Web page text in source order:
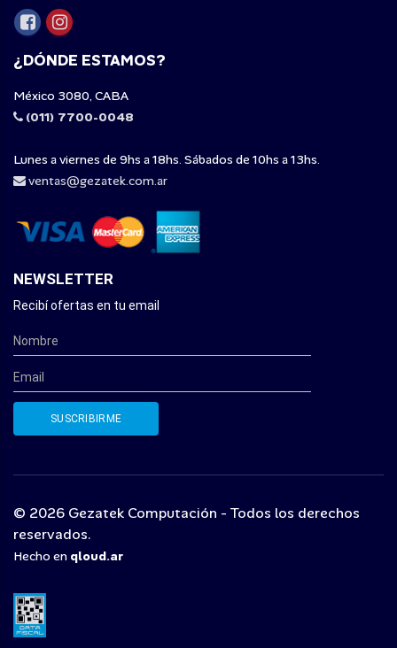
¿DÓNDE ESTAMOS?
México 3080, CABA
(011) 7700-0048
Lunes a viernes de 9hs a 18hs. Sábados de 10hs a 13hs.
ventas@gezatek.com.ar
NEWSLETTER
Recibí ofertas en tu email
© 2026 Gezatek Computación - Todos los derechos
reservados.
Hecho en qloud.ar